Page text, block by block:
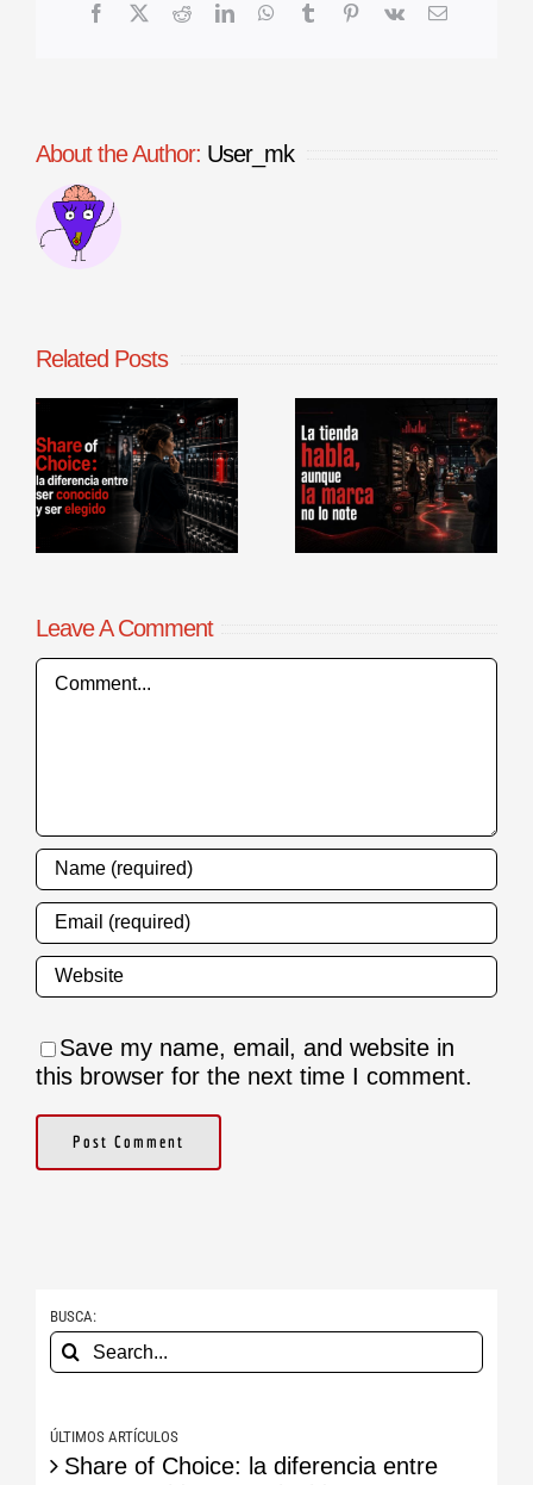
Facebook
X RedditLinkedInWhatsApp
TumblrPinterest
Vk Email
About the Author: User_mk
Related Posts
La tienda
habla, aunque
la marca no lo
note
Benchmarking
de procesos
comerciales en
punto de venta
Leave A Comment
Comment
Save my name, email, and website in
this browser for the next time I comment.
BUSCA:
Search
for:
ÚLTIMOS ARTÍCULOS
Share of Choice: la diferencia entre